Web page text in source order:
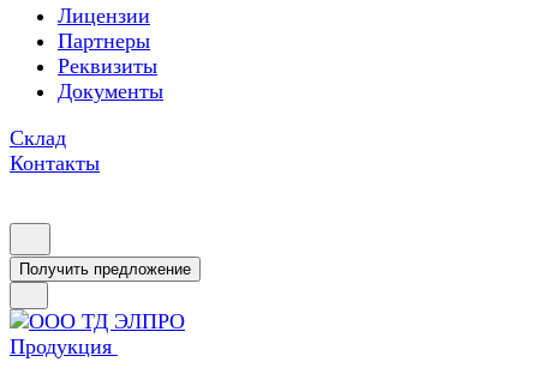
Лицензии
Партнеры
Реквизиты
Документы
Склад
Контакты
Получить предложение
Продукция